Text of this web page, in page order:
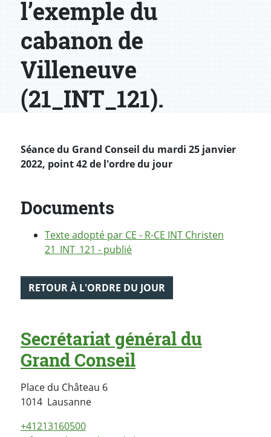
l’exemple du
cabanon de
Villeneuve
(21_INT_121).
Séance du Grand Conseil du mardi 25 janvier
2022, point 42 de l'ordre du jour
Documents
Texte adopté par CE - R-CE INT Christen
21_INT_121 - publié
RETOUR À L'ORDRE DU JOUR
Secrétariat général du
Grand Conseil
Place du Château 6
1014 LausanneSuisse
+41213160500